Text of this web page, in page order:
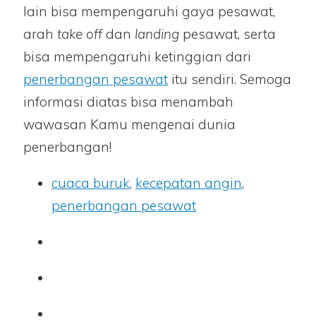
lain bisa mempengaruhi gaya pesawat,
arah take offdan landing pesawat, serta
bisa mempengaruhi ketinggian dari
penerbangan pesawat itu sendiri. Semoga
informasi diatas bisa menambah
wawasan Kamu mengenai dunia
penerbangan!
cuaca buruk, kecepatan angin,
penerbangan pesawat